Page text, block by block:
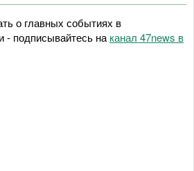
о главных событиях в
- подписывайтесь на канал 47news в